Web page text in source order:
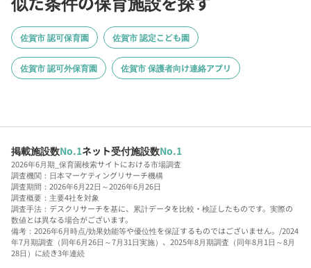
佐賀市 認可保育園 佐賀市 認定こども園
佐賀市 認可外保育園 佐賀市 保護者向け連絡アプリ
掲載施設数No.1ネット受付施設数No.1
2026年6月期_保育園検索サイトにおける市場調査
調査機関：日本マーケティングリサーチ機構
調査期間：2026年6月22日～2026年6月26日
調査概要：主要4社を対象
調査手法：デスクリサーチを基に、累計データを比較・検証したものです。実際の
数値とは異なる場合がございます。
備考：2026年6月時点/効果効能等や優位性を保証するものではございません。/2024
年7月期調査（同年6月26日～7月31日実施）、2025年8月期調査（同年8月1日～8月
28日）に続き3年連続